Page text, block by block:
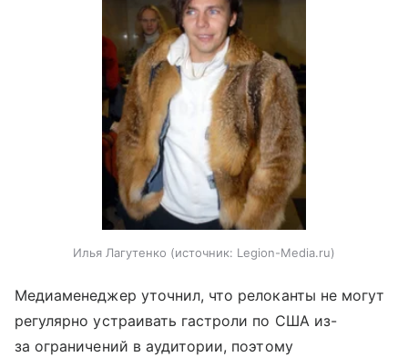
Илья Лагутенко источник: Legion-Media.ru
Медиаменеджер уточнил, что релоканты не могут
регулярно устраивать гастроли по США из-
за ограничений в аудитории, поэтому